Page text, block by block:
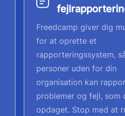
Freedcamp giver dig
for at oprette et
rapporteringssystem,
personer uden for din
organisation kan
problemer og fejl, som
opdaget. Stop med at